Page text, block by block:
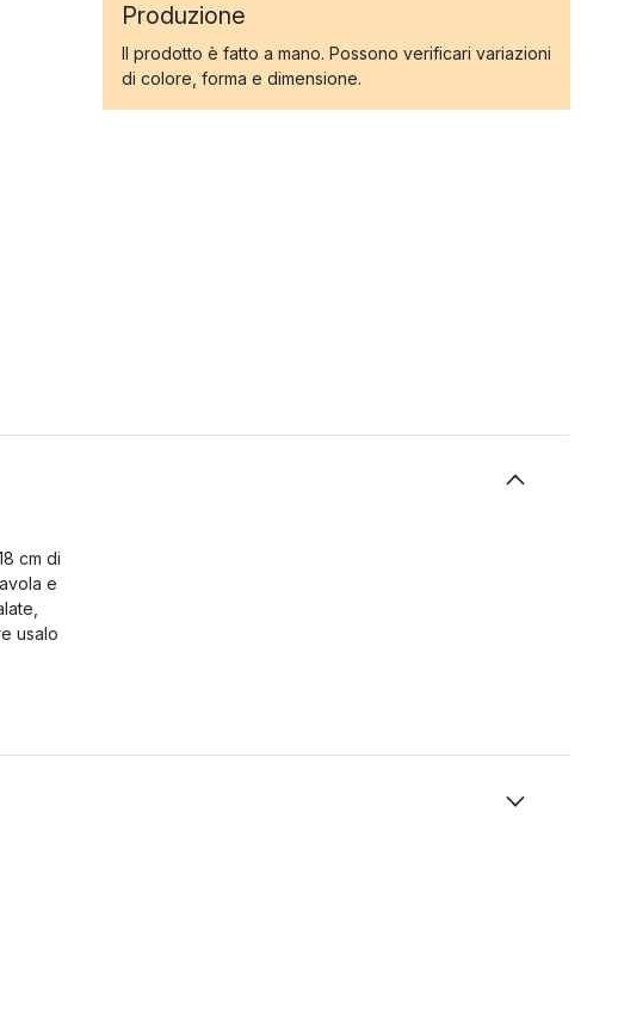
Produzione
Il prodotto è fatto a mano. Possono verificari variazioni
di colore, forma e dimensione.
cm di
e
usalo